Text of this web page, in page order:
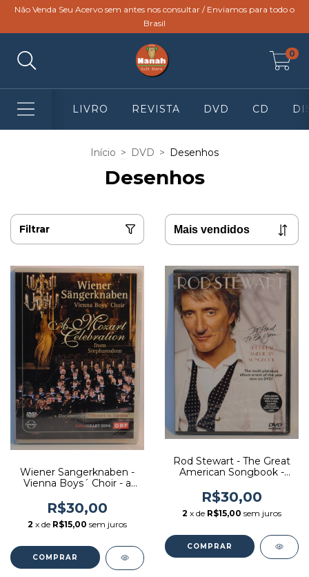
Não Venda Seu Acervo sem antes nos consultar / Enviamos para todo o
Brasil
0
LIVRO REVISTA DVD CD
Início > DVD > Desenhos
Desenhos
Filtrar
Wiener Sangerknaben -
Vienna Boys´ Choir - a
Editora: [usado]
R$30,00
2 x de R$15,00 sem juros
Rod Stewart - The Great
American Songbook -
R$30,00
2 x de R$15,00 sem juros